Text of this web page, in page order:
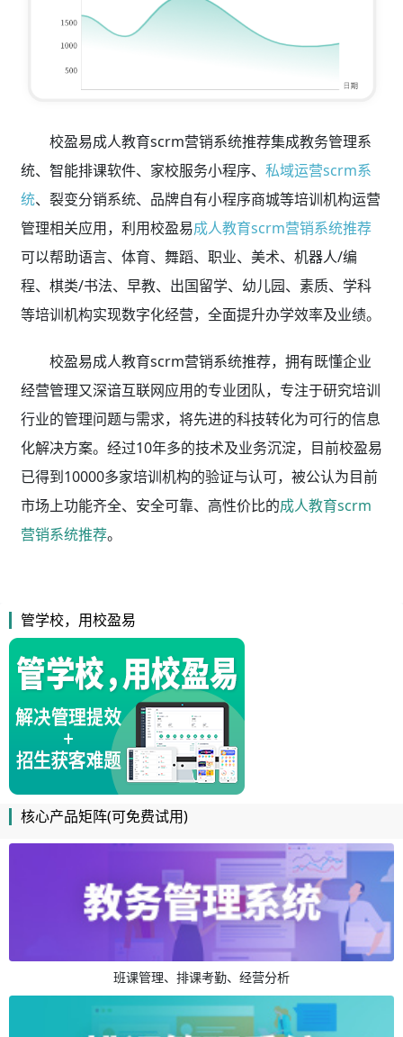
校盈易成人教育scrm营销系统推荐集成教务管理系
统、智能排课软件、家校服务小程序、 私域运营scrm系
统、裂变分销系统、品牌自有小程序商城等培训机构运营
管理相关应用，利用校盈易成人教育scrm营销系统推荐
可以帮助语言、体育、舞蹈、职业、美术、机器人/编
程、棋类/书法、早教、出国留学、幼儿园、素质、学科
等培训机构实现数字化经营，全面提升办学效率及业绩。
校盈易成人教育scrm营销系统推荐，拥有既懂企业
经营管理又深谙互联网应用的专业团队，专注于研究培训
行业的管理问题与需求，将先进的科技转化为可行的信息
化解决方案。经过10年多的技术及业务沉淀，目前校盈易
已得到10000多家培训机构的验证与认可，被公认为目前
市场上功能齐全、安全可靠、高性价比的成人教育scrm
营销系统推荐。
管学校，用校盈易
核心产品矩阵(可免费试用)
班课管理、排课考勤、经营分析